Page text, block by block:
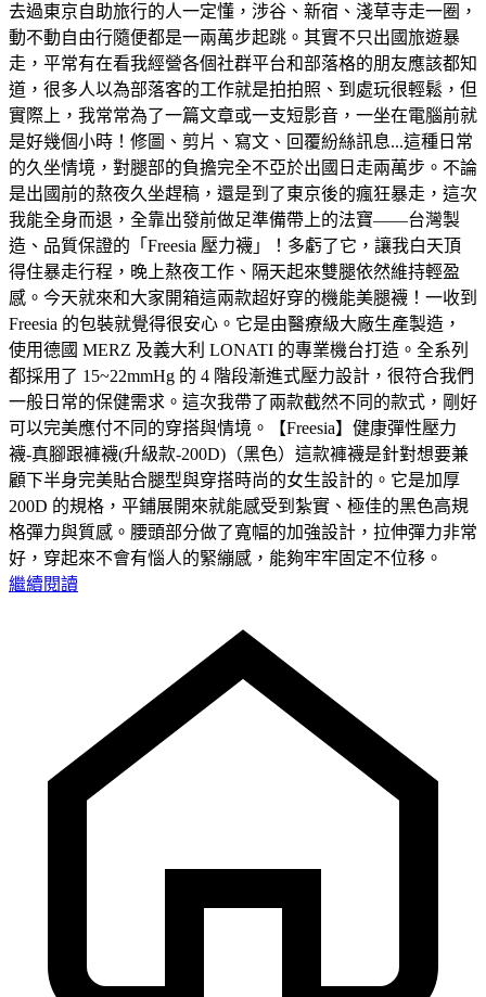
去過東京自助旅行的人一定懂，涉谷、新宿、淺草寺走一圈，
動不動自由行隨便都是一兩萬步起跳。其實不只出國旅遊暴
走，平常有在看我經營各個社群平台和部落格的朋友應該都知
道，很多人以為部落客的工作就是拍拍照、到處玩很輕鬆，但
實際上，我常常為了一篇文章或一支短影音，一坐在電腦前就
是好幾個小時！修圖、剪片、寫文、回覆紛絲訊息...這種日常
的久坐情境，對腿部的負擔完全不亞於出國日走兩萬步。不論
是出國前的熬夜久坐趕稿，還是到了東京後的瘋狂暴走，這次
我能全身而退，全靠出發前做足準備帶上的法寶——台灣製
造、品質保證的「Freesia 壓力襪」！多虧了它，讓我白天頂
得住暴走行程，晚上熬夜工作、隔天起來雙腿依然維持輕盈
感。今天就來和大家開箱這兩款超好穿的機能美腿襪！一收到
Freesia 的包裝就覺得很安心。它是由醫療級大廠生產製造，
使用德國 MERZ 及義大利 LONATI 的專業機台打造。全系列
都採用了 15~22mmHg 的 4 階段漸進式壓力設計，很符合我們
一般日常的保健需求。這次我帶了兩款截然不同的款式，剛好
可以完美應付不同的穿搭與情境。【Freesia】健康彈性壓力
襪-真腳跟褲襪(升級款-200D)（黑色）這款褲襪是針對想要兼
顧下半身完美貼合腿型與穿搭時尚的女生設計的。它是加厚
200D 的規格，平鋪展開來就能感受到紮實、極佳的黑色高規
格彈力與質感。腰頭部分做了寬幅的加強設計，拉伸彈力非常
好，穿起來不會有惱人的緊繃感，能夠牢牢固定不位移。
繼續閱讀